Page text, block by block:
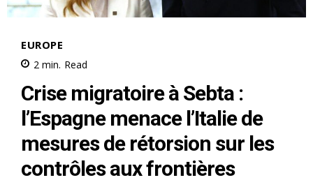
l'intelligence de